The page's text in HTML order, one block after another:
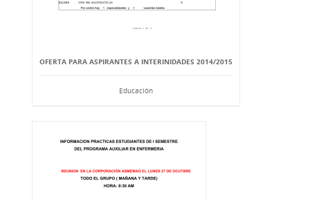
OFERTA PARA ASPIRANTES A INTERINIDADES 2014/2015
Educación